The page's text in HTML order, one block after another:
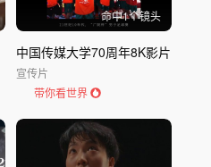
命中1个镜头
中国传媒大学70周年8K影片
宣传片
带你看世界